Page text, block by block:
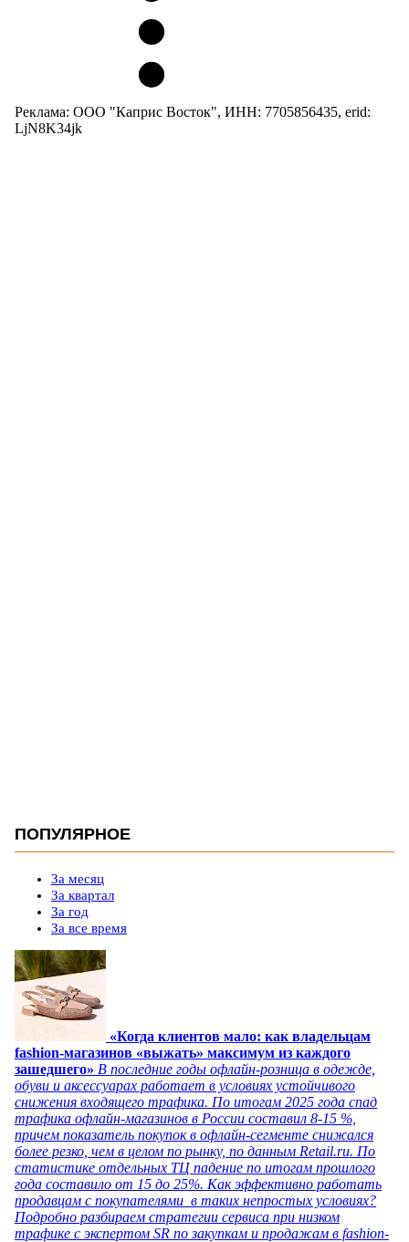
Реклама: ООО "Каприс Восток", ИНН: 7705856435, erid:
LjN8K34jk
ПОПУЛЯРНОЕ
За месяц
За квартал
За год
За все время
«Когда клиентов мало: как владельцам
fashion-магазинов «выжать» максимум из каждого
зашедшего» В последние годы офлайн-розница в одежде,
обуви и аксессуарах работает в условиях устойчивого
снижения входящего трафика. По итогам 2025 года спад
трафика офлайн-магазинов в России составил 8-15 %,
причем показатель покупок в офлайн-сегменте снижался
более резко, чем в целом по рынку, по данным Retail.ru. По
статистике отдельных ТЦ падение по итогам прошлого
года составило от 15 до 25%. Как эффективно работать
продавцам с покупателями в таких непростых условиях?
Подробно разбираем стратегии сервиса при низком
трафике с экспертом SR по закупкам и продажам в fashion-